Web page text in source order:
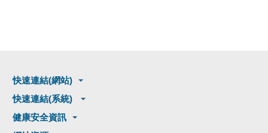
快速連結(網站)
快速連結(系統)
健康安全資訊